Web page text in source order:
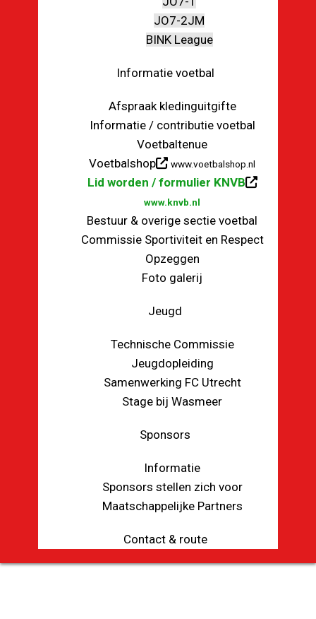
JO7-2JM
BINK League
Informatie voetbal
Afspraak kledinguitgifte
Informatie / contributie voetbal
Voetbaltenue
Voetbalshop
www.voetbalshop.nl
Lid worden / formulier KNVB
www.knvb.nl
Bestuur & overige sectie voetbal
Commissie Sportiviteit en Respect
Opzeggen
Foto galerij
Jeugd
Technische Commissie
Jeugdopleiding
Samenwerking FC Utrecht
Stage bij Wasmeer
Sponsors
Informatie
Sponsors stellen zich voor
Maatschappelijke Partners
Contact & route